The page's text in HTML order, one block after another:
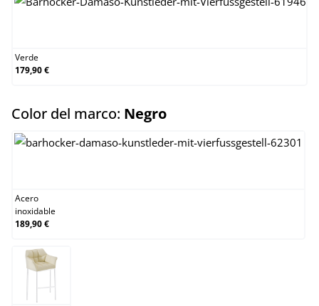
Verde
179,90 €
Color del marco: Negroselect
Acero
inoxidable
189,90 €
Blanco